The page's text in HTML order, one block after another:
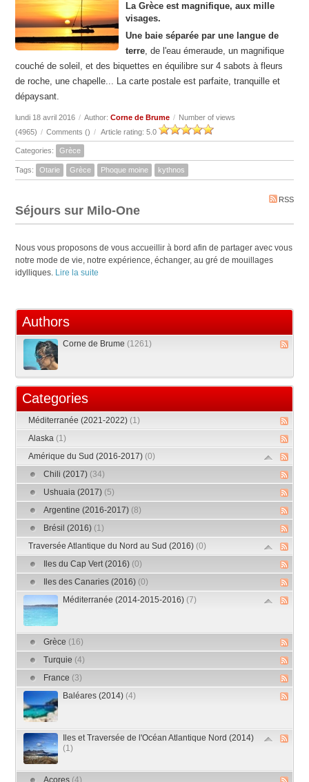
La Grèce est magnifique, aux mille
visages.
Une baie séparée par une langue de
terre, de l'eau émeraude, un magnifique
couché de soleil, et des biquettes en équilibre sur 4 sabots à fleurs
de roche, une chapelle... La carte postale est parfaite, tranquille et
dépaysant.
lundi 18 avril 2016 / Author:Corne de Brume / Number of views
(4965) / Comments () / Article rating: 5.0
Categories: Grèce
Tags: Otarie Grèce Phoque moine kythnos
RSS
Séjours sur Milo-One
Nous vous proposons de vous accueillir à bord afin de partager avec vous
notre mode de vie, notre expérience, échanger, au gré de mouillages
idylliques. Lire la suite
Authors
Corne de Brume (1261)
Categories
Méditerranée (2021-2022) (1)
Alaska (1)
Amérique du Sud (2016-2017) (0)
Chili (2017) (34)
Ushuaia (2017) (5)
Argentine (2016-2017) (8)
Brésil (2016) (1)
Traversée Atlantique du Nord au Sud (2016) (0)
Iles du Cap Vert (2016) (0)
Iles des Canaries (2016) (0)
Méditerranée (2014-2015-2016) (7)
Grèce (16)
Turquie (4)
France (3)
Baléares (2014) (4)
Iles et Traversée de l'Océan Atlantique Nord (2014)
(1)